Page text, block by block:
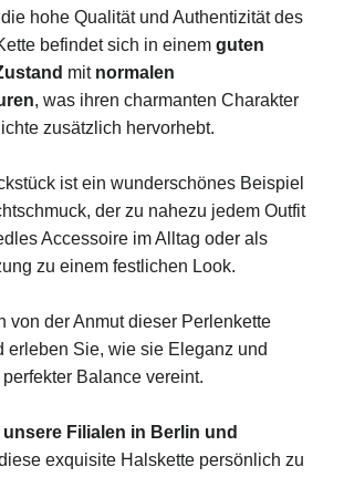
hohe Qualität und Authentizität des
befindet sich in einem guten
mit normalen
, was ihren charmanten Charakter
zusätzlich hervorhebt.
ist ein wunderschönes Beispiel
der zu nahezu jedem Outfit
Accessoire im Alltag oder als
zu einem festlichen Look.
von der Anmut dieser Perlenkette
erleben Sie, wie sie Eleganz und
Balance vereint.
Filialen in Berlin und
exquisite Halskette persönlich zu